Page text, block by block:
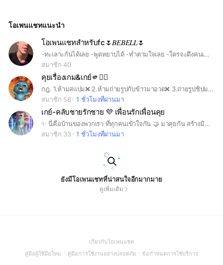
โอเพนแชทแนะนำ
โอเพนแชทสำหรับfc🌷𝐵𝐸𝐵𝐸𝐿𝐿🌷
-ทะเลาะกันได้เลย -พูดหยาบได้ -ทำตามใจเลย -ใครจะดึงคนเข้ากลุ่มบอกเบลก่อนนะจ้ะ -แจ้งอายุชื่อและก็บอกด้วยว่าต้อกๆชื่ออะไรจะไปหนับหนุน -ขายอะไรในกลุ่มก็ได้ -วิดีโอคอได้แต่บอกเบลก่อน -เดี๋ยวเบลจะมาบอกว่าเล่นเกมกันตอนไหนและวิดีโอคอเล่นเกม -ทุกคนสามารถตั้งชื่อบอทตัวเองได้เลย
สมาชิก 40
คุยเรื่องเกม&เกย์🫵❤️‍🔥
กฎ. 1.ห้ามสแปม❌ 2.ห้ามถ่ายรูปกับข้าวมาอวด❌ 3.ถ่ายรูปชิปมาได้✔️ 4.แปะงานได้✔️ 5.ห้ามมีเรื่องทะเลาะวิวาทกันในกลุ่ม❌ (ยกเว้นแอดมิน🥰) 6.ห้ามจีบกัน❌ 7.ห้ามพูดคำหยาบ❌ 8.ห้ามเบียดเรือ❌ สนับสนุนเรือ✔️ 9.ห้ามสวนโพ❌ สนับสนุนโพ✔️ 10.ห้ามเทรซรูปคนอื่นค่ะ!!!!❌ 11.ส่งรูปแปะงาน R34 ได้นะคะ แต่เบลอไว้ด้วยค่ะ!✔️ . แอดมันไร้สาระนะจ้ะ😘 ขอให้คุยกันดีๆนะคะ💖 #เก#เบียว#ชิป
สมาชิก 56
1 ชั่วโมงที่ผ่านมา
เกย์-คลับชายรักชาย 💜 เพื่อนรักเพื่อนคุย
✨ นี่คือบ้านของพวกเรา ที่ทุกคนเข้าใจกัน 🤝 มาคุยกัน สร้างมิตรภาพ ความผูกพันด้วยใจจริง ✨❌ ห้ามเรื่อง 18+ และความรุนแรง เคารพกันและกัน และ ขอให้ทุกคนเจอเพื่อนดีๆ และมีความสุขที่นี่เสมอ 💙
สมาชิก 33
1 ชั่วโมงที่ผ่านมา
ยังมีโอเพนแชทที่น่าสนใจอีกมากมาย
ดูเพิ่มเติม
เกี่ยวกับโอเพนแชท(Open
in
คู่มือผู้ใช้มือใหม่
(Open
คู่มือการใช้งานอย่างปลอดภัย(Open
ข้อกำหนดการใช้บริการ(Open